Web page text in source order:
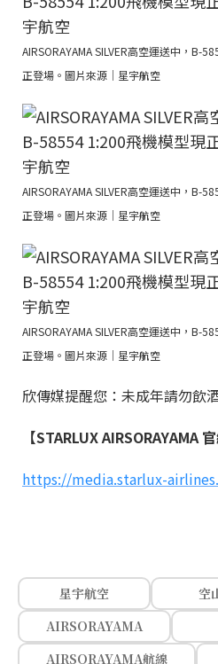
AIRSORAYAMA SILVER高空運送中，B-
正登場。圖片來源｜星宇航空
AIRSORAYAMA SILVER高空運送中，B-
正登場。圖片來源｜星宇航空
AIRSORAYAMA SILVER高空運送中，B-
正登場。圖片來源｜星宇航空
欣傳媒提醒您：未成年請勿飲
【STARLUX AIRSORAYAMA 官
https://media.starlux-
星宇航空
空
AIRSORAYAMA
AIRSORAYAMA航線